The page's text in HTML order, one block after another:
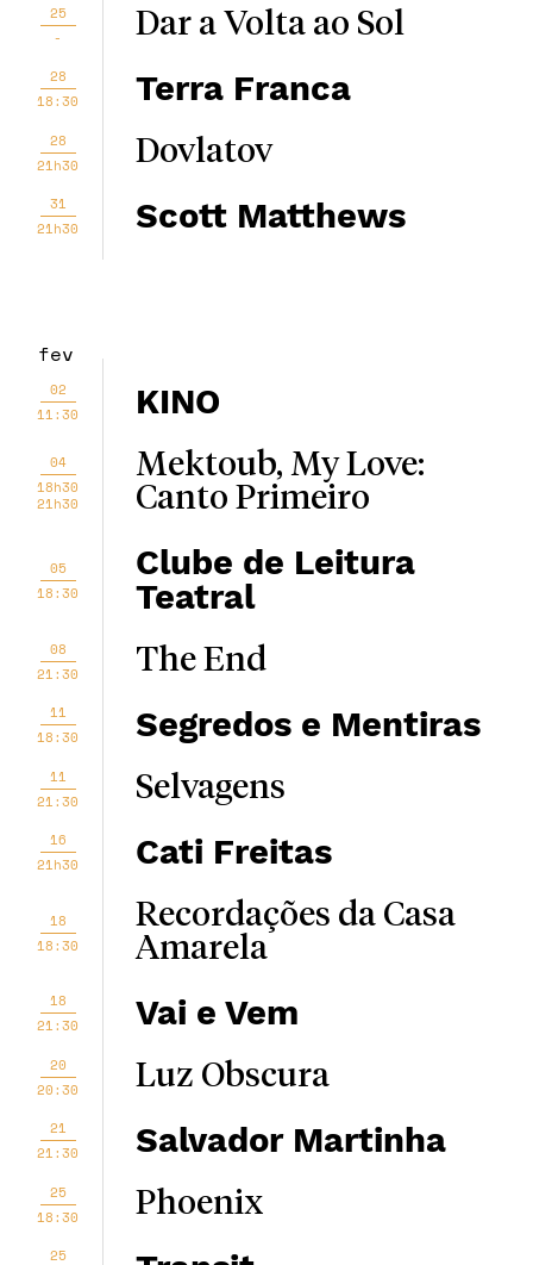
25
-
Dar a Volta ao Sol
28
18:30
Terra Franca
28
21h30
Dovlatov
31
21h30
Scott Matthews
fev
02
11:30
KINO
04
18h30
21h30
Mektoub, My Love:
Canto Primeiro
05
18:30
Clube de Leitura
Teatral
08
21:30
The End
11
18:30
Segredos e Mentiras
11
21:30
Selvagens
16
21h30
Cati Freitas
18
18:30
Recordações da Casa
Amarela
18
21:30
Vai e Vem
20
20:30
Luz Obscura
21
21:30
Salvador Martinha
25
18:30
Phoenix
25